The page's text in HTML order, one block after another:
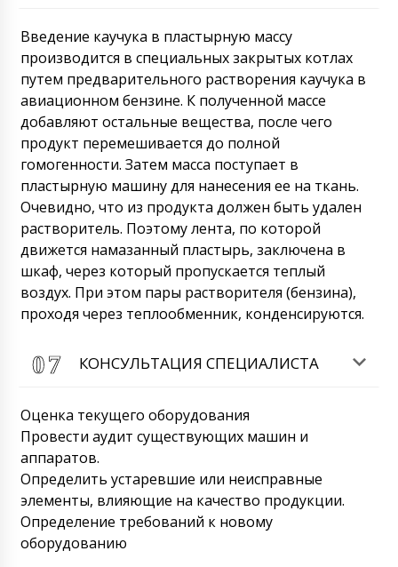
Введение каучука в пластырную массу
производится в специальных закрытых котлах
путем предварительного растворения каучука в
авиационном бензине. К полученной массе
добавляют остальные вещества, после чего
продукт перемешивается до полной
гомогенности. Затем масса поступает в
пластырную машину для нанесения ее на ткань.
Очевидно, что из продукта должен быть удален
растворитель. Поэтому лента, по которой
движется намазанный пластырь, заключена в
шкаф, через который пропускается теплый
воздух. При этом пары растворителя (бензина),
проходя через теплообменник, конденсируются.
КОНСУЛЬТАЦИЯ СПЕЦИАЛИСТА
Оценка текущего оборудования
Провести аудит существующих машин и
аппаратов.
Определить устаревшие или неисправные
элементы, влияющие на качество продукции.
Определение требований к новому
оборудованию
Рустам
Ручной принтер срока годности и даты
выпуска MZ-10 до сих пор не доставили.
Водитель вчера не отвечал и сбрасывал
звонки.
09/08/2026 17:41
Роман Цибульский
Здравствуйте Рустам, Транспортная